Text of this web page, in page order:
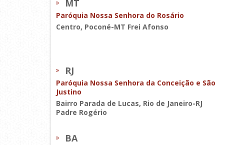
MT
Paróquia Nossa Senhora do Rosário
Centro, Poconé-MT Frei Afonso
RJ
Paróquia Nossa Senhora da Conceição e São
Justino
Bairro Parada de Lucas, Rio de Janeiro-RJ
Padre Rogério
BA